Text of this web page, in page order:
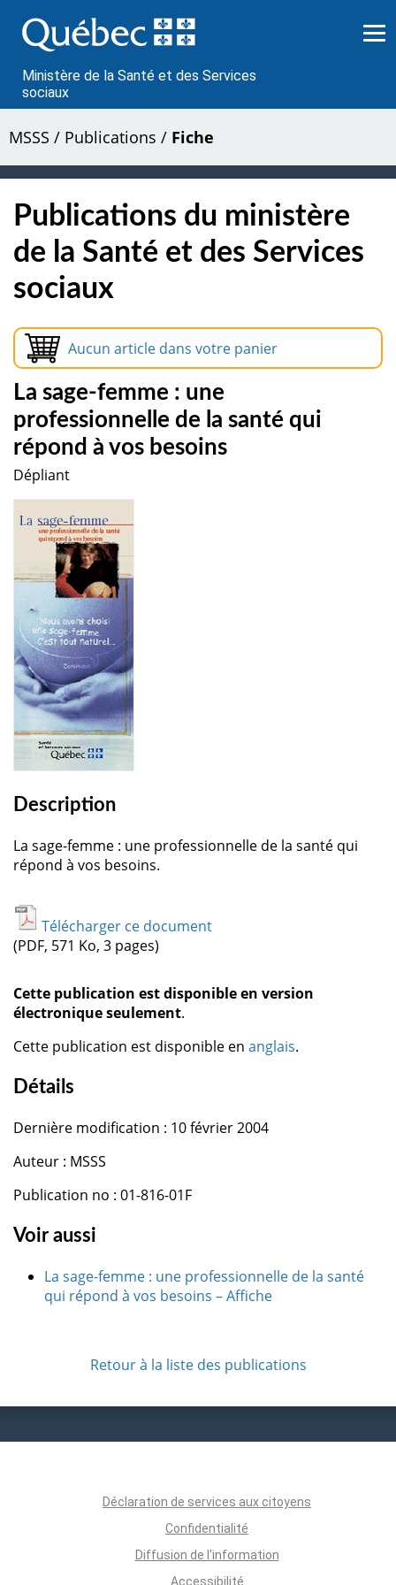
au
contenu
Ministère de la Santé et des Services
sociaux
MSSS / Publications / Fiche
Publications du ministère
de la Santé et des Services
sociaux
Aucun article dans votre panier
La sage-femme : une
professionnelle de la santé qui
répond à vos besoins
Dépliant
Description
La sage-femme : une professionnelle de la santé qui
répond à vos besoins.
Télécharger ce document
(PDF, 571 Ko, 3 pages)
Cette publication est disponible en version
électronique seulement.
Cette publication est disponible en anglais.
Détails
Dernière modification : 10 février 2004
Auteur : MSSS
Publication no : 01-816-01F
Voir aussi
La sage-femme : une professionnelle de la santé
qui répond à vos besoins – Affiche
Retour à la liste des publications
Déclaration de services aux citoyens
Confidentialité
Diffusion de l'information
Accessibilité